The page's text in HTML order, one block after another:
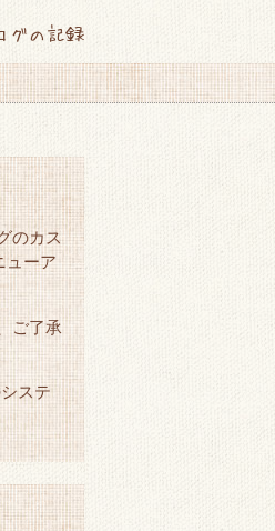
グの記録
のカス
ューア
ご了承
ステ